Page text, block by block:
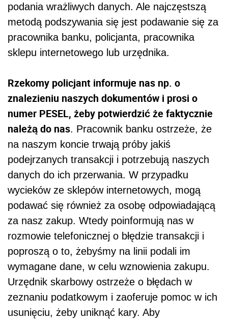
podania wrażliwych danych. Ale najczęstszą
metodą podszywania się jest podawanie się za
pracownika banku, policjanta, pracownika
sklepu internetowego lub urzędnika.
Rzekomy policjant informuje nas np. o
znalezieniu naszych dokumentów i prosi o
numer PESEL, żeby potwierdzić że faktycznie
należą do nas. Pracownik banku ostrzeże, że
na naszym koncie trwają próby jakiś
podejrzanych transakcji i potrzebują naszych
danych do ich przerwania. W przypadku
wycieków ze sklepów internetowych, mogą
podawać się również za osobę odpowiadającą
za nasz zakup. Wtedy poinformują nas w
rozmowie telefonicznej o błędzie transakcji i
poproszą o to, żebyśmy na linii podali im
wymagane dane, w celu wznowienia zakupu.
Urzędnik skarbowy ostrzeże o błędach w
zeznaniu podatkowym i zaoferuje pomoc w ich
usunięciu, żeby uniknąć kary. Aby